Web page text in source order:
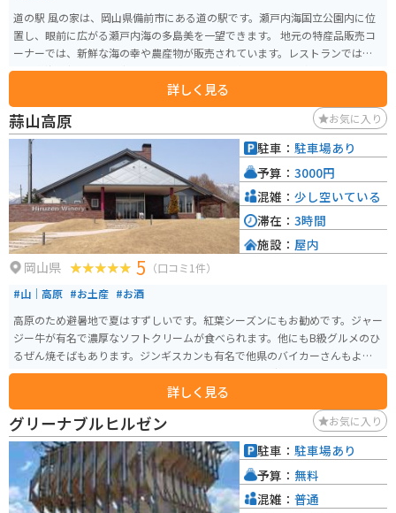
道の駅 風の家は、岡山県備前市にある道の駅です。瀬戸内海国立公園内に位
置し、眼前に広がる瀬戸内海の多島美を一望できます。 地元の特産品販売コ
ーナーでは、新鮮な海の幸や農産物が販売されています。レストランでは、
瀬戸内海の新鮮な魚介類を使った料理や、備前名物の「備前焼」を使った料
す。バイクで訪れる場合は、道の駅から駐車場まで続く坂道が少し急なので
注意が必要です。道の駅の周辺には、備前焼の窯元が集まる「備前焼伝統産
業会館」や、瀬戸内海の島々を巡る遊覧船乗り場など、観光スポットも充実
しているので、瀬戸内海観光の拠点としておすすめです。
詳しく見る
蒜山高原 お気に入り
岡山県 5 （口コミ1件）
#山｜高原 #お土産 #お酒
高原のため避暑地で夏はすずしいです。紅葉シーズンにもお勧めです。ジャー
ジー牛が有名で濃厚なソフトクリームが食べられます。他にもB級グルメのひ
るぜん焼そばもあります。ジンギスカンも有名で他県のバイカーさんもよく
見かけます。交通量もそれ程多くないため、ツーリングには最適です。
詳しく見る
駐車： 駐車場あり
予算： 3000円
混雑： 少し空いている
滞在： 3時間
施設： 屋内
グリーナブルヒルゼン お気に入り
駐車： 駐車場あり
予算： 無料
混雑： 普通